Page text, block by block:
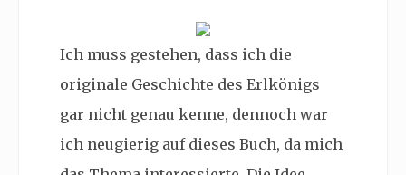
Ich muss gestehen, dass ich die
originale Geschichte des Erlkönigs
gar nicht genau kenne, dennoch war
ich neugierig auf dieses Buch, da mich